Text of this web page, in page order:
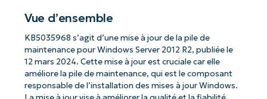
Vue d’ensemble
KB5035968 s’agit d’une mise à jour de la pile de
maintenance pour Windows Server 2012 R2, publiée le
12 mars 2024. Cette mise à jour est cruciale car elle
améliore la pile de maintenance, qui est le composant
responsable de l’installation des mises à jour Windows.